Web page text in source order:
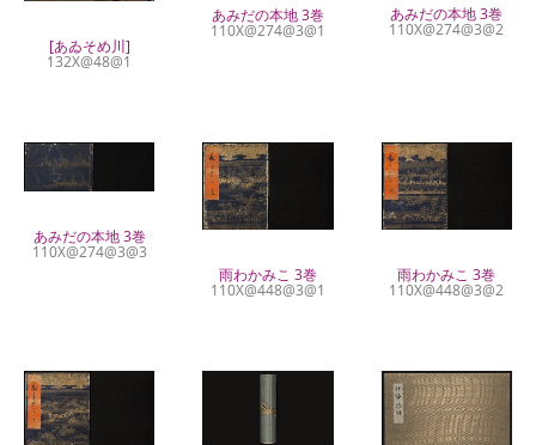
[あゐそめ川]
132X@48@1
あみだの本地 3巻
110X@274@3@1
あみだの本地 3巻
110X@274@3@2
あみだの本地 3巻
110X@274@3@3
雨わかみこ 3巻
110X@448@3@1
雨わかみこ 3巻
110X@448@3@2